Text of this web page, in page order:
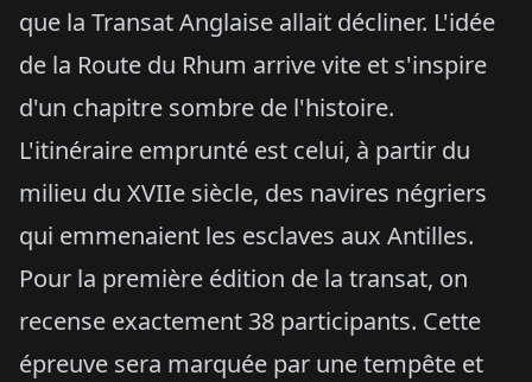
que la Transat Anglaise allait décliner. L'idée
de la Route du Rhum arrive vite et s'inspire
d'un chapitre sombre de l'histoire.
L'itinéraire emprunté est celui, à partir du
milieu du XVIIe siècle, des navires négriers
qui emmenaient les esclaves aux Antilles.
Pour la première édition de la transat, on
recense exactement 38 participants. Cette
épreuve sera marquée par une tempête et